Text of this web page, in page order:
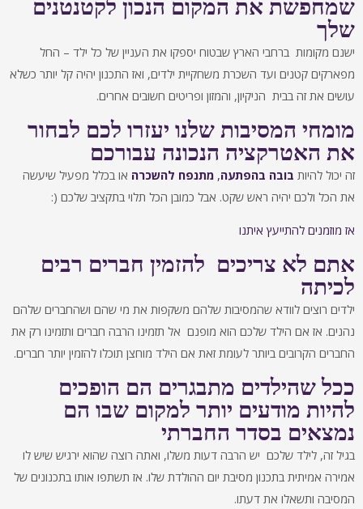
שלך
ישנם מקומות ברחבי הארץ שבטוח יספקו את העניין של כל ילד – החל
מפארקים קטנים ועד השכרת משחקיית ילדים, ואז התכנון יהיה קל יותר כשלא
עושים את זה בבית הניקיון, והמזון ופריטים חשובים אחרים.
מומחי המסיבות שלנו יעזרו לכם לבחור
את האטרקציה הנכונה עבורכם
זה יכול להיות בובה בהפתעה, מתנפח להשכרה או בכלל מפעיל שיעשה
את הכל ולכם יהיה ראש שקט. אבל כמובן הכל תלוי בתקציב שלכם (:
אז מוזמנים להתייעץ איתנו
אתם לא צריכים להזמין חברים רבים
לכיתה
ילדים רוצים לוודא שהמסיבות שלהם משקפות את מי שהם ושהחברים שלהם
נהנים. אז אם הילד שלכם הוא מופנם אל תזמינו הרבה חברים ותזמינו רק את
החברים הקרובים ביותר לעומת זאת אם הילד מוחצן תוכלו להזמין יותר חברים.
ככל שהילדים מתבגרים הם הופכים
להיות מודעים יותר למקום שבו הם
נמצאים בסדר החברתי
בגיל זה, לילד שלכם יש הרבה דעות משלו, ואתה רוצה שהוא ירגיש שיש לו
אמירה אמיתית בתכנון מסיבת יום ההולדת שלו. אז תשתפו אותו בתכנונים של
המסיבה ותשאלו את דעתו.